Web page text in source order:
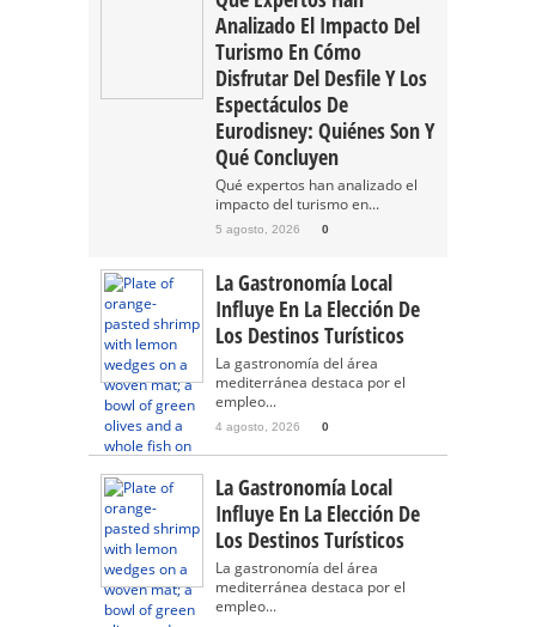
Analizado El Impacto Del
Turismo En Cómo
Disfrutar Del Desfile Y Los
Espectáculos De
Eurodisney: Quiénes Son Y
Qué Concluyen
Qué expertos han analizado el
impacto del turismo en...
5 agosto, 2026 0
La Gastronomía Local
Influye En La Elección De
Los Destinos Turísticos
La gastronomía del área
mediterránea destaca por el
empleo...
4 agosto, 2026 0
La Gastronomía Local
Influye En La Elección De
Los Destinos Turísticos
La gastronomía del área
mediterránea destaca por el
empleo...